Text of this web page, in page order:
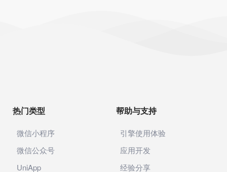
热门类型
微信小程序
微信公众号
UniApp
帮助与支持
引擎使用体验
应用开发
经验分享